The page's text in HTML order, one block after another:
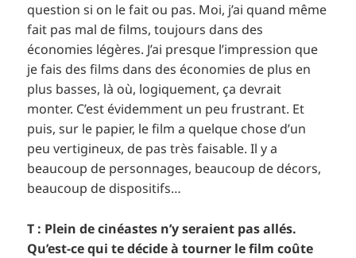
question si on le fait ou pas. Moi, j’ai quand même
fait pas mal de films, toujours dans des
économies légères. J’ai presque l’impression que
je fais des films dans des économies de plus en
plus basses, là où, logiquement, ça devrait
monter. C’est évidemment un peu frustrant. Et
puis, sur le papier, le film a quelque chose d’un
peu vertigineux, de pas très faisable. Il y a
beaucoup de personnages, beaucoup de décors,
beaucoup de dispositifs…
T : Plein de cinéastes n’y seraient pas allés.
Qu’est-ce qui te décide à tourner le film coûte